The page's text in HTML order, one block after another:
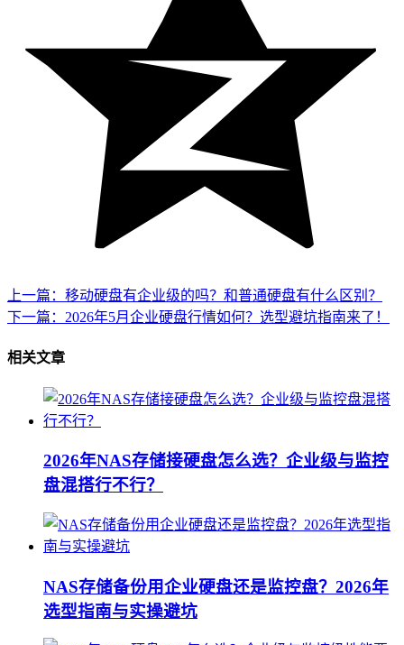
上一篇：移动硬盘有企业级的吗？和普通硬盘有什么区别？
下一篇：2026年5月企业硬盘行情如何？选型避坑指南来了！
相关文章
2026年NAS存储接硬盘怎么选？企业级与监控
盘混搭行不行？
NAS存储备份用企业硬盘还是监控盘？2026年
选型指南与实操避坑